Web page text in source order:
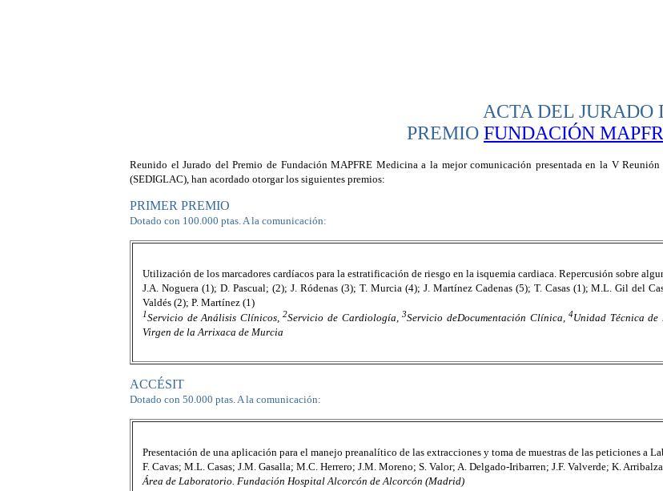
ACTA DEL JURADO
PREMIO FUNDACIÓN
Reunido el Jurado del Premio de Fundación MAPFRE Medicina a la mejor comunicación presentada en la V
(SEDIGLAC), han acordado otorgar los siguientes premios:
PRIMER PREMIO
Dotado con 100.000 ptas. A la comunicación:
Utilización de los marcadores cardíacos para la estratificación de riesgo en la isquemia cardiaca. Repercusión sobre
J.A. Noguera (1); D. Pascual; (2); J. Ródenas (3); T. Murcia (4); J. Martínez Cadenas (5); T. Casas (1); M.L. Gil del
Valdés (2); P. Martínez (1)
1Servicio de Análisis Clínicos,2Servicio de Cardiología,3Servicio deDocumentación Clínica,4Unidad Técnica de
Virgen de la Arrixaca de Murcia
ACCÉSIT
Dotado con 50.000 ptas. A la comunicación:
Presentación de una aplicación para el manejo preanalítico de las extracciones y toma de muestras de las peticiones a
F. Cavas; M.L. Casas; J.M. Gasalla; M.C. Herrero; J.M. Moreno; S. Valor; A. Delgado-Iribarren; J.F. Valverde; K.
Área de Laboratorio. Fundación Hospital Alcorcón de Alcorcón (Madrid)